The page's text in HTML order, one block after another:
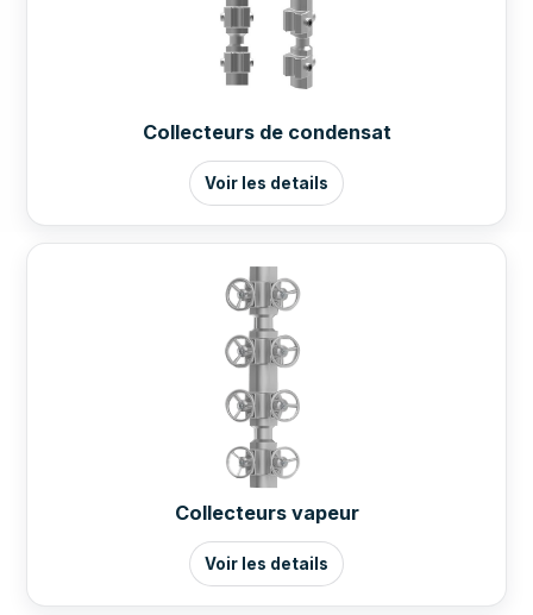
Collecteurs de condensat
Voir les details
Collecteurs vapeur
Voir les details